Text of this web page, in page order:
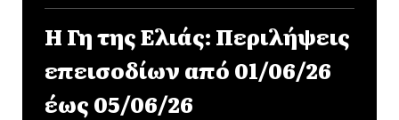
Η Γη της Ελιάς: Περιλήψεις
επεισοδίων από 01/06/26
έως 05/06/26